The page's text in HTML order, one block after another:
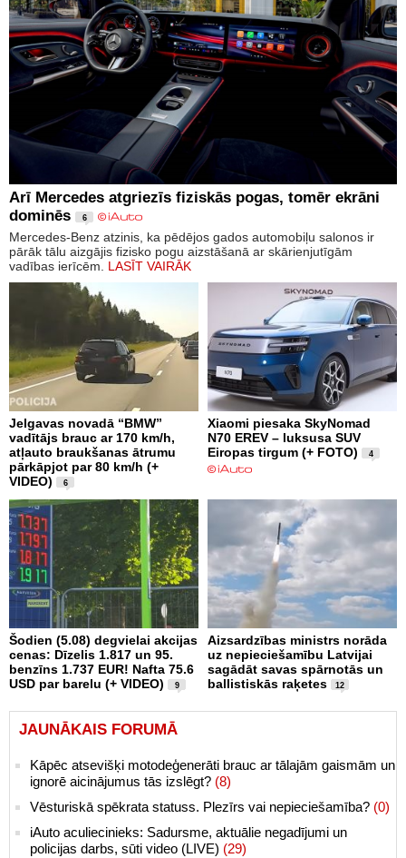
Arī Mercedes atgriezīs fiziskās pogas, tomēr ekrāni
dominēs
6
Mercedes-Benz atzinis, ka pēdējos gados automobiļu salonos ir
pārāk tālu aizgājis fizisko pogu aizstāšanā ar skārienjutīgām
vadības ierīcēm. LASĪT VAIRĀK
Jelgavas novadā “BMW”
vadītājs brauc ar 170 km/h,
atļauto braukšanas ātrumu
pārkāpjot par 80 km/h (+
VIDEO)
6
Xiaomi piesaka SkyNomad
N70 EREV – luksusa SUV
Eiropas tirgum (+ FOTO)
4
Šodien (5.08) degvielai akcijas
cenas: Dīzelis 1.817 un 95.
benzīns 1.737 EUR! Nafta 75.6
USD par barelu (+ VIDEO)
9
Aizsardzības ministrs norāda
uz nepieciešamību Latvijai
sagādāt savas spārnotās un
ballistiskās raķetes
12
JAUNĀKAIS FORUMĀ
Kāpēc atsevišķi motodeģenerāti brauc ar tālajām gaismām un
ignorē aicinājumus tās izslēgt? (8)
Vēsturiskā spēkrata statuss. Plezīrs vai nepieciešamība? (0)
iAuto aculiecinieks: Sadursme, aktuālie negadījumi un
policijas darbs, sūti video (LIVE) (29)